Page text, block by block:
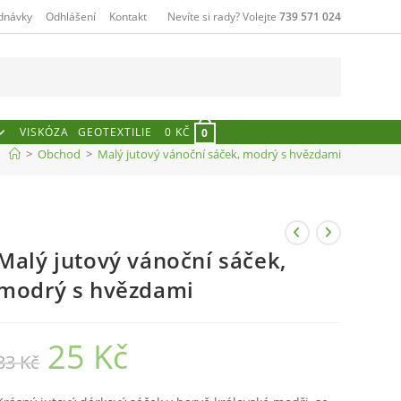
Odhlášení Kontakt Nevíte si rady? Volejte 739 571 024
VISKÓZA GEOTEXTILIE 0 KČ 0
> Obchod > Malý jutový vánoční sáček, modrý s hvězdami
jutový vánoční sáček,
s hvězdami
Kč
Původní
cena
byla:
25 KčAktuální